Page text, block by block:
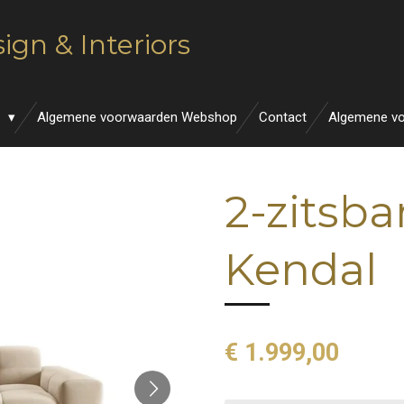
& Interiors
Algemene voorwaarden Webshop Contact Algemene
2-
Kendal
€ 1.999,00